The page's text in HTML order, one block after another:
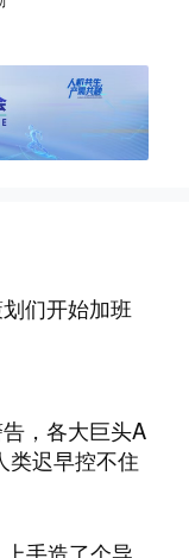
们开始加班
，各大巨头A
类迟早控不住